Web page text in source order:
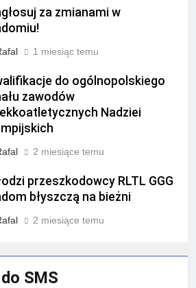
za zmianami w
1 miesiąc temu
do ogólnopolskiego
zawodów
Nadziei
2 miesiące temu
przeszkodowcy RLTL GGG
błyszczą na bieżni
2 miesiące temu
SMS